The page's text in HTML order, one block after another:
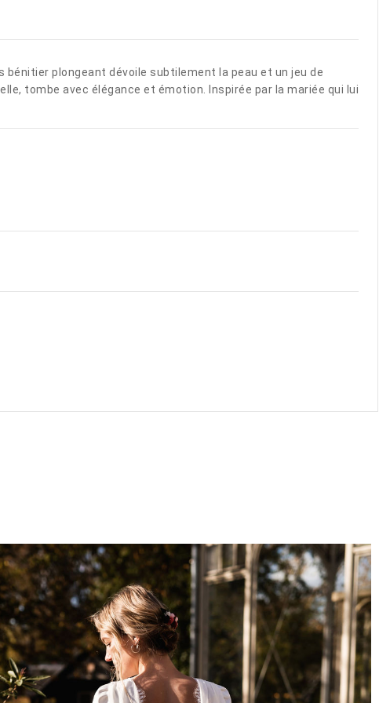
bénitier plongeant dévoile subtilement la peau et un jeu de
tombe avec élégance et émotion. Inspirée par la mariée qui lui